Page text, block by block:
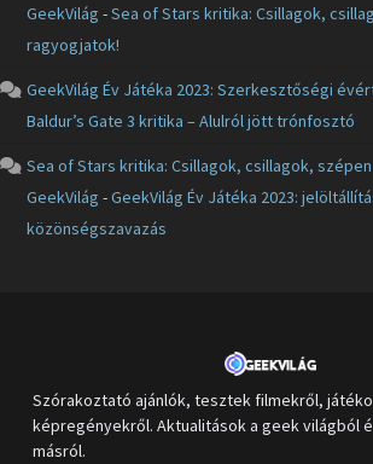
GeekVilág -Sea of Stars kritika: Csillagok,
ragyogjatok!
GeekVilág Év Játéka 2023: Szerkesztőségi
Baldur’s Gate 3 kritika – Alulról jött trónfosztó
Sea of Stars kritika: Csillagok, csillagok,
GeekVilág -GeekVilág Év Játéka 2023:
közönségszavazás
Szórakoztató ajánlók, tesztek filmekről,
képregényekről. Aktualitások a geek világból
másról.